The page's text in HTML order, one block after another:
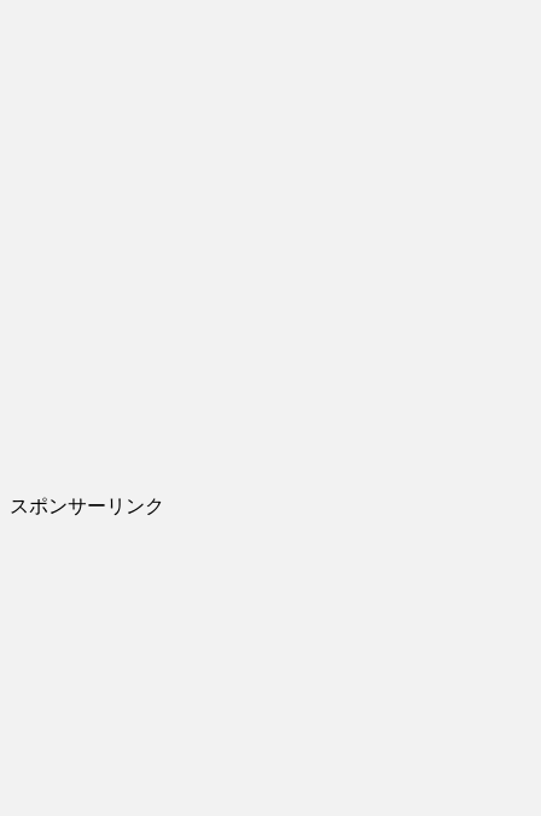
スポンサーリンク